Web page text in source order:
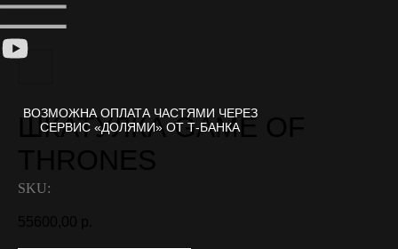
ШКАТУЛКА GAME OF
SKU: